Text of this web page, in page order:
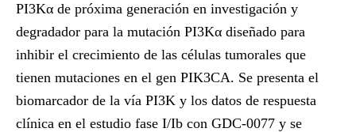
PI3Kα de próxima generación en investigación y
degradador para la mutación PI3Kα diseñado para
inhibir el crecimiento de las células tumorales que
tienen mutaciones en el gen PIK3CA. Se presenta el
biomarcador de la vía PI3K y los datos de respuesta
clínica en el estudio fase I/Ib con GDC-0077 y se